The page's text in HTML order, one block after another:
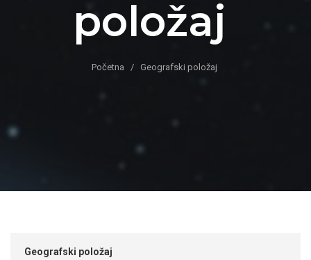
položaj
Početna Geografski položaj
Geografski položaj